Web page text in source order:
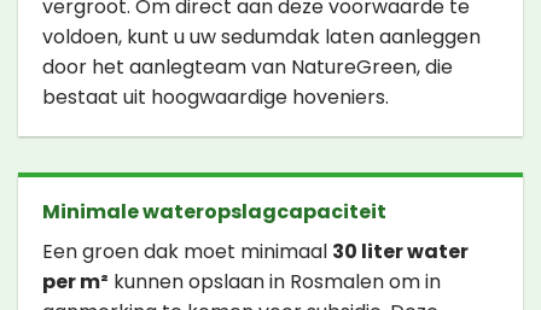
vergroot. Om direct aan deze voorwaarde te
voldoen, kunt u uw sedumdak laten aanleggen
door het aanlegteam van NatureGreen, die
bestaat uit hoogwaardige hoveniers.
Minimale wateropslagcapaciteit
Een groen dak moet minimaal 30 liter water
per m² kunnen opslaan in Rosmalen om in